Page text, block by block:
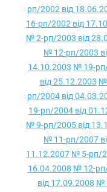
рп/2002 від
16-рп/2002 від
№ 2-рп/2003 від
№ 12-рп/2003
14.10.2003 № 19-
від 25.12.2003 №
рп/2004 від
19-рп/2004 від
№ 9-рп/2005 від
№ 11-рп/2007
11.12.2007 № 5-рп/
16.04.2008 № 12-
від 17.09.2008 №